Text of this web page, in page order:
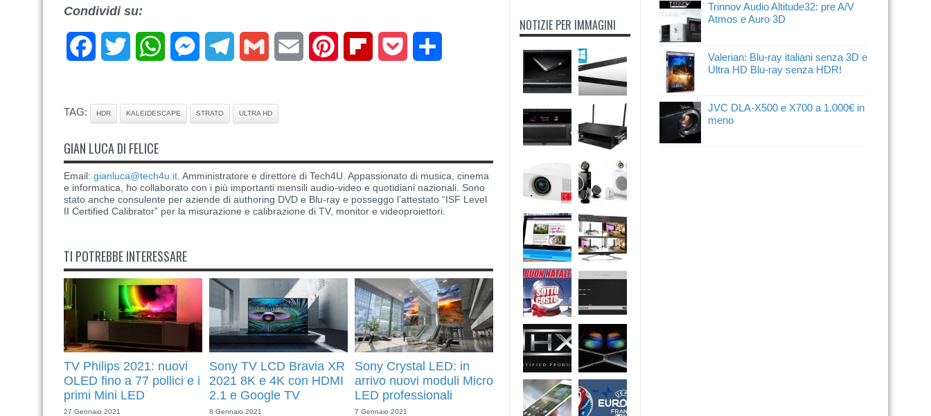
Condividi su:
FacebookTwitter WhatsAppMessengerTelegramGmail Email Pinterest FlipboardPocket
TAG: HDR KALEIDESCAPE STRATO ULTRA HD
GIAN LUCA DI FELICE
Email: gianluca@tech4u.it . Amministratore e direttore di Tech4U. Appassionato di musica, cinema
e informatica, ho collaborato con i più importanti mensili audio-video e quotidiani nazionali. Sono
stato anche consulente per aziende di authoring DVD e Blu-ray e posseggo l’attestato “ISF Level
II Certified Calibrator” per la misurazione e calibrazione di TV, monitor e videoproiettori.
TI POTREBBE INTERESSARE
TV Philips 2021: nuovi
OLED fino a 77 pollici e i
primi Mini LED
27 Gennaio 2021
Sony TV LCD Bravia XR
2021 8K e 4K con HDMI
2.1 e Google TV
8 Gennaio 2021
Sony Crystal LED: in
arrivo nuovi moduli Micro
LED professionali
7 Gennaio 2021
NOTIZIE PER IMMAGINI
Trinnov Audio Altitude32: pre A/V
Atmos e Auro 3D
Valerian: Blu-ray italiani senza 3D e
Ultra HD Blu-ray senza HDR!
JVC DLA-X500 e X700 a 1.000€ in
meno